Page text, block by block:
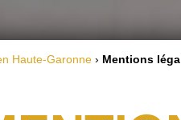
Haute-Garonne › Mentions